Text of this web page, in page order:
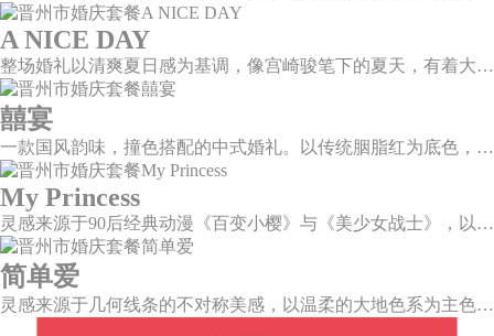
A NICE DAY
整场婚礼以清爽夏日感为基调，像宫崎骏笔下的夏天，有着大朵大朵像棉花糖似的白云，有蔚蓝蔚蓝的天空和青绿青绿的草地，有着童话世界里干净纯洁的美好，有着日系画风下的治愈感。
囍宴
一款国风韵味，撞色搭配的中式婚礼。以传统胭脂红为底色，黛蓝色花鸟点缀其中，热情的红色和低调的古风书画色相辅相成。
My Princess
灵感来源于90后经典动漫《百变小樱》与《美少女战士》，以柔美梦幻的马卡龙色系为主色调，融合精灵萌宠与星星魔法阵等元素，为遗落凡间的公主搭建一个召唤王子的舞台。
简单爱
灵感来源于几何线条的不对称美感，以温柔的大地色系为主色调，空间上，利用几何线条进行完美切割，配以柔和色系的花艺点缀，构造了一个温馨柔和、清新复古的空间。